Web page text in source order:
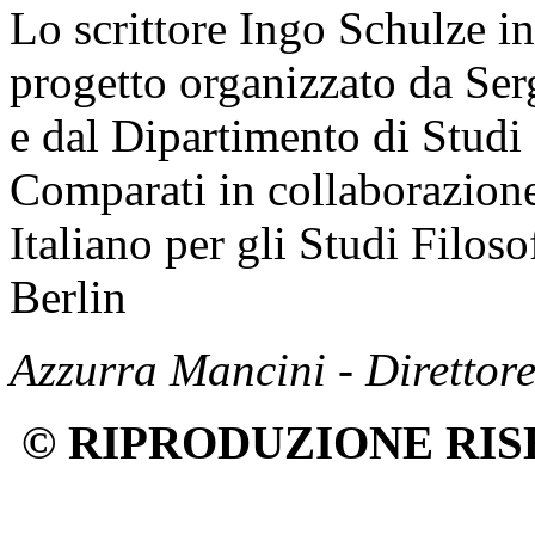
Lo scrittore Ingo Schulze
progetto organizzato da
e dal Dipartimento di
Comparati in
Italiano per gli Studi
Berlin
Azzurra Mancini -
© RIPRODUZIONE